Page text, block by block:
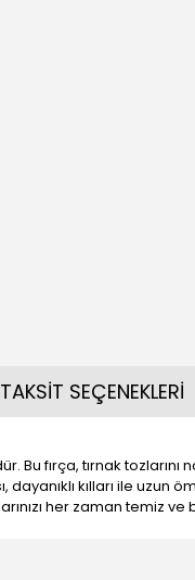
fırça, tırnak
kılları ile uzun
her zaman temiz ve
TAKSİT SEÇENEKLERİ